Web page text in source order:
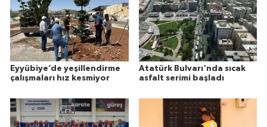
Eyyübiye’de yeşillendirme
çalışmaları hız kesmiyor
Atatürk Bulvarı'nda sıcak
asfalt serimi başladı